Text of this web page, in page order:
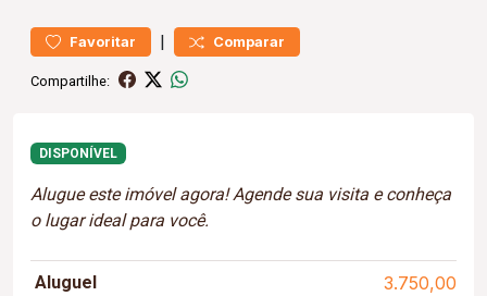
Favoritar | Comparar
Compartilhe:
DISPONÍVEL
Alugue este imóvel agora! Agende sua visita e conheça
o lugar ideal para você.
Aluguel 3.750,00